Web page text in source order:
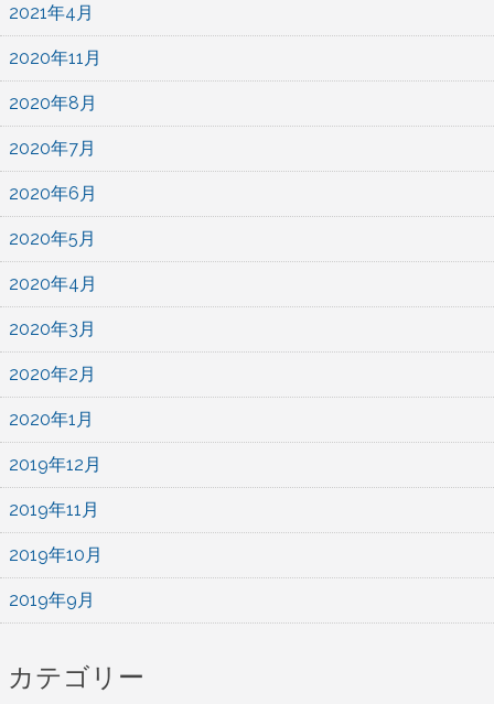
2021年4月
2020年11月
2020年8月
2020年7月
2020年6月
2020年5月
2020年4月
2020年3月
2020年2月
2020年1月
2019年12月
2019年11月
2019年10月
2019年9月
カテゴリー